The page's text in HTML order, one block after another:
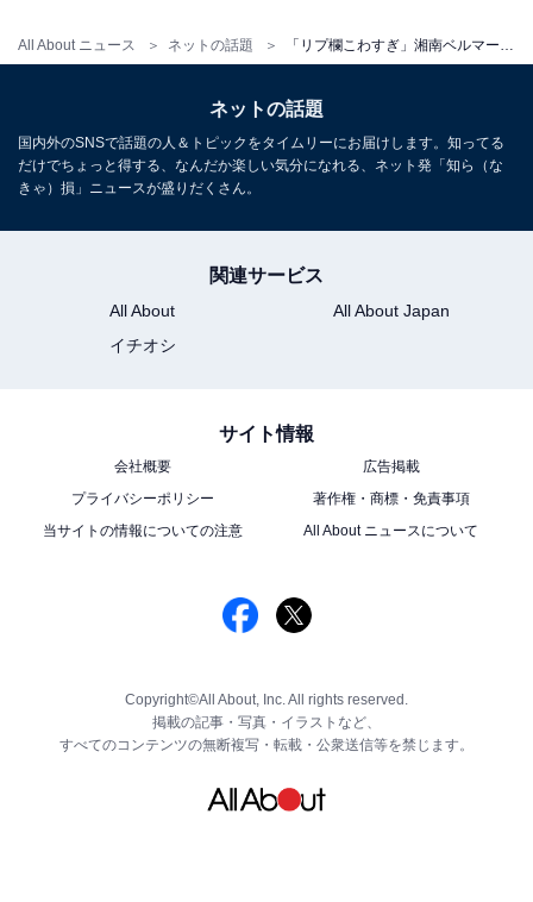
All About ニュース ネットの話題
ネットの話題
国内外のSNSで話題の人＆トピックをタイムリーにお届けします。知ってる
だけでちょっと得する、なんだか楽しい気分になれる、ネット発「知ら（な
きゃ）損」ニュースが盛りだくさん。
関連サービス
All About
All About Japan
イチオシ
サイト情報
会社概要
広告掲載
プライバシーポリシー
著作権・商標・免責事項
当サイトの情報についての注意
All About ニュースについて
Copyright©All About, Inc. All rights reserved.
掲載の記事・写真・イラストなど、
すべてのコンテンツの無断複写・転載・公衆送信等を禁じます。